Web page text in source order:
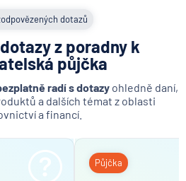
dotazů
z poradny k
půjčka
radí s dotazy ohledně daní,
a dalších témat z oblasti
a financí.
Půjčka